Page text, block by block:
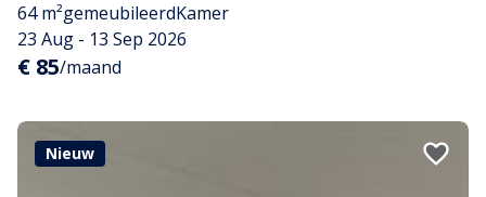
64 m²gemeubileerdKamer
23 Aug - 13 Sep 2026
€ 85/maand
Nieuw